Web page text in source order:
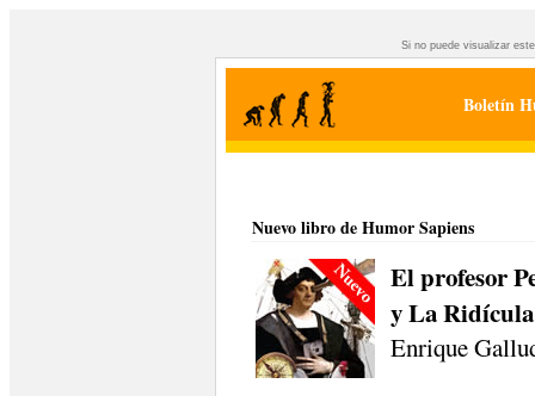
Si no puede visualizar
Boletín
Nuevo libro de Humor Sapiens
El profesor
y La
Enrique